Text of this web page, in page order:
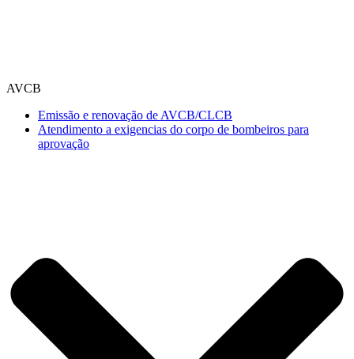
AVCB
Emissão e renovação de AVCB/CLCB
Atendimento a exigencias do corpo de bombeiros para
aprovação